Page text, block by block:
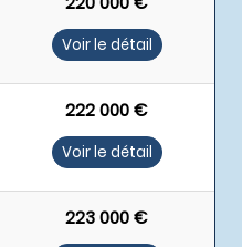
Voir le détail
222 000 €
Voir le détail
223 000 €